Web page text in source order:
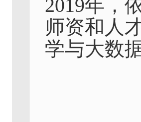
2019年，
师资和人
学与大数